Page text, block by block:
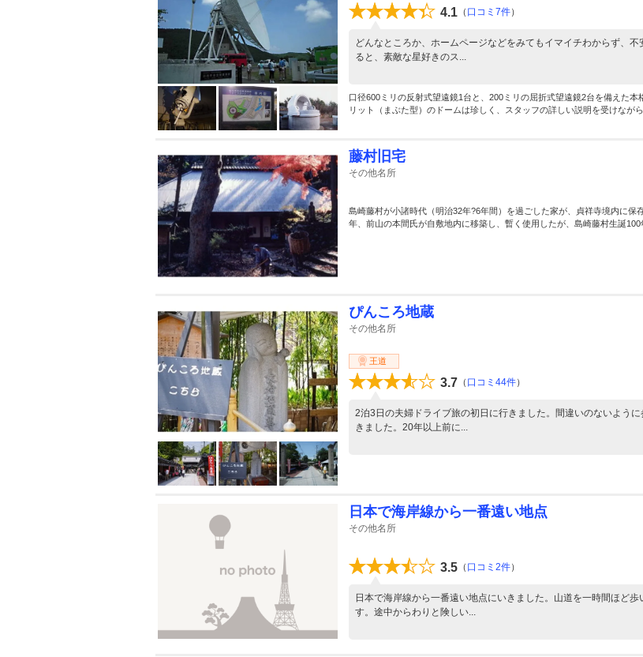
4.1 （ 口コミ7件）
どんなところか、ホームページなどをみてもイマイチわからず、不
ると、素敵な星好きのス...
口径600ミリの反射式望遠鏡1台と、200ミリの屈折式望遠鏡2台を備えた本
リット（まぶた型）のドームは珍しく、スタッフの詳しい説明を受けながら
藤村旧宅
その他名所
島崎藤村が小諸時代（明治32年?6年間）を過ごした家が、貞祥寺境内に保
年、前山の本間氏が自敷地内に移築し、暫く使用したが、島崎藤村生誕100
ぴんころ地蔵
その他名所
王道
3.7 （ 口コミ44件）
2泊3日の夫婦ドライブ旅の初日に行きました。間違いのないよう
きました。20年以上前に...
日本で海岸線から一番遠い地点
その他名所
3.5 （ 口コミ2件）
日本で海岸線から一番遠い地点にいきました。山道を一時間ほど歩
す。途中からわりと険しい...